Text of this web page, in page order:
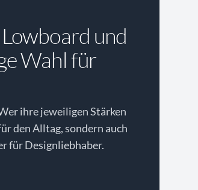
und
Wahl für
ihre jeweiligen Stärken
den Alltag, sondern auch
für Designliebhaber.